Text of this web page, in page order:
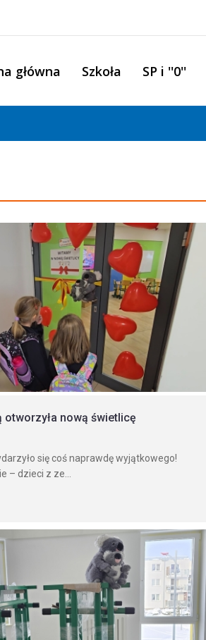
główna Szkoła SP i ''0''
otworzyła nową świetlicę
się coś naprawdę wyjątkowego!
– dzieci z ze...